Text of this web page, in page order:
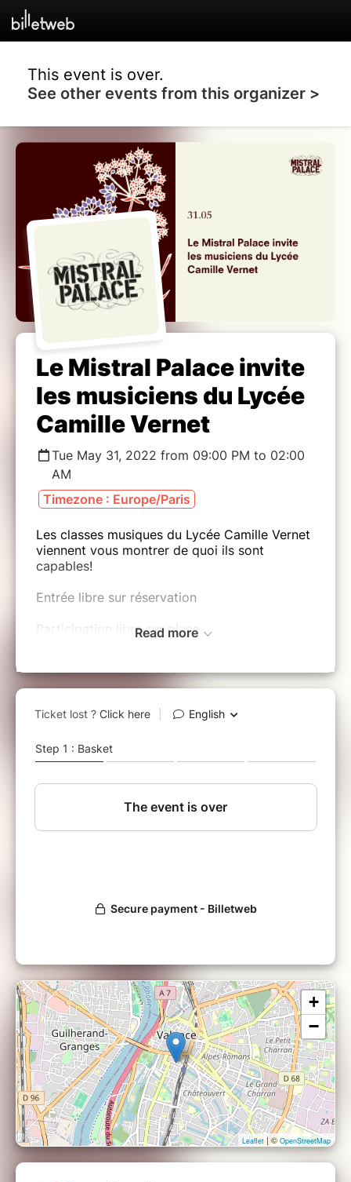
This event is over.
See other events from this organizer >
Le Mistral Palace invite
les musiciens du Lycée
Camille Vernet
Tue May 31, 2022 from 09:00 PM to 02:00
AM
Timezone : Europe/Paris
Les classes musiques du Lycée Camille Vernet
viennent vous montrer de quoi ils sont
capables!
Entrée libre sur réservation
Participation libre sur place
------------------------------------
➥ LES MUSICIENS DU LYCÉE CAMILLE
VERNET
PALACE • #VALENCE
------------------------------------
★ Découvrez leur calendrier de l'avant réalisé
en décembre 21!
▪️https://calendar.myadvent.net/?
CB & gentils prix au Bar!
12 rue Pasteur
26000 Valence
www.mistralpalace.com
info@mistralpalace.com
Read more
+
−
Leaflet| ©OpenStreetMap